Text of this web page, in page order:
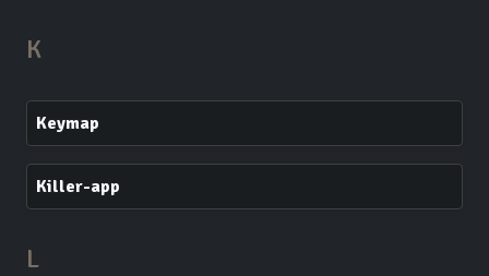
K
Keymap
Killer-app
L